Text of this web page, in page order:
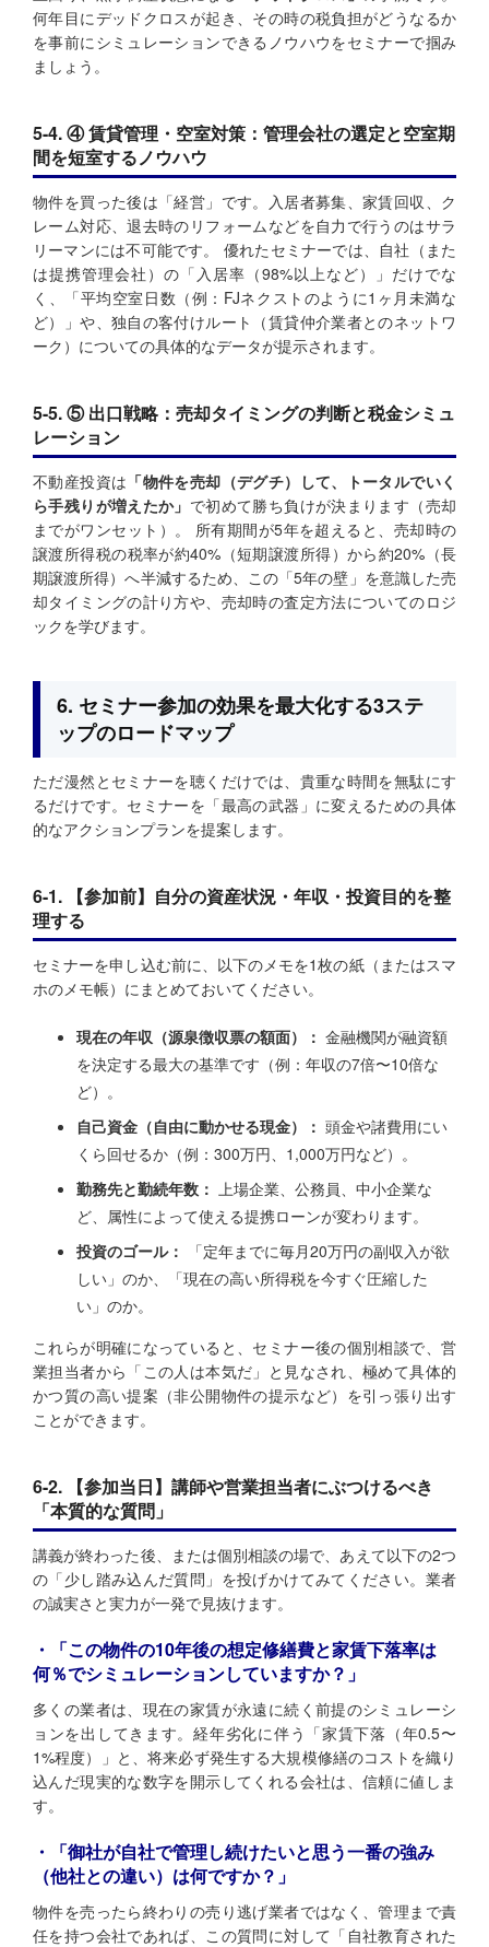
何年目にデッドクロスが起き、その時の税負担がどうなるか
を事前にシミュレーションできるノウハウをセミナーで掴み
ましょう。
5-4. ④ 賃貸管理・空室対策：管理会社の選定と空室期
間を短室するノウハウ
物件を買った後は「経営」です。入居者募集、家賃回収、ク
レーム対応、退去時のリフォームなどを自力で行うのはサラ
リーマンには不可能です。 優れたセミナーでは、自社（また
は提携管理会社）の「入居率（98%以上など）」だけでな
く、「平均空室日数（例：FJネクストのように1ヶ月未満な
ど）」や、独自の客付けルート（賃貸仲介業者とのネットワ
ーク）についての具体的なデータが提示されます。
5-5. ⑤ 出口戦略：売却タイミングの判断と税金シミュ
レーション
不動産投資は 「物件を売却（デグチ）して、トータルでいく
ら手残りが増えたか」 で初めて勝ち負けが決まります（売却
までがワンセット）。 所有期間が5年を超えると、売却時の
譲渡所得税の税率が約40%（短期譲渡所得）から約20%（長
期譲渡所得）へ半減するため、この「5年の壁」を意識した売
却タイミングの計り方や、売却時の査定方法についてのロジ
ックを学びます。
6. セミナー参加の効果を最大化する3ステ
ップのロードマップ
ただ漫然とセミナーを聴くだけでは、貴重な時間を無駄にす
るだけです。セミナーを「最高の武器」に変えるための具体
的なアクションプランを提案します。
6-1. 【参加前】自分の資産状況・年収・投資目的を整
理する
セミナーを申し込む前に、以下のメモを1枚の紙（またはスマ
ホのメモ帳）にまとめておいてください。
現在の年収（源泉徴収票の額面）： 金融機関が融資額
を決定する最大の基準です（例：年収の7倍〜10倍な
ど）。
自己資金（自由に動かせる現金）： 頭金や諸費用にい
くら回せるか（例：300万円、1,000万円など）。
勤務先と勤続年数： 上場企業、公務員、中小企業な
ど、属性によって使える提携ローンが変わります。
投資のゴール：
「定年までに毎月20万円の副収入が欲
しい」のか、「現在の高い所得税を今すぐ圧縮した
い」のか。
これらが明確になっていると、セミナー後の個別相談で、営
業担当者から「この人は本気だ」と見なされ、極めて具体的
かつ質の高い提案（非公開物件の提示など）を引っ張り出す
ことができます。
6-2. 【参加当日】講師や営業担当者にぶつけるべき
「本質的な質問」
講義が終わった後、または個別相談の場で、あえて以下の2つ
の「少し踏み込んだ質問」を投げかけてみてください。業者
の誠実さと実力が一発で見抜けます。
・「この物件の10年後の想定修繕費と家賃下落率は
何％でシミュレーションしていますか？」
多くの業者は、現在の家賃が永遠に続く前提のシミュレーシ
ョンを出してきます。経年劣化に伴う「家賃下落（年0.5〜
1%程度）」と、将来必ず発生する大規模修繕のコストを織り
込んだ現実的な数字を開示してくれる会社は、信頼に値しま
す。
・「御社が自社で管理し続けたいと思う一番の強み
（他社との違い）は何ですか？」
物件を売ったら終わりの売り逃げ業者ではなく、管理まで責
任を持つ会社であれば、この質問に対して「自社教育された